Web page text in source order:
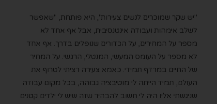
"יש שקר שמוכרים לנשים צעירות", היא פותחת, "שאפשר
לשלב אימהות ועבודה אינטנסיבית, אבל אף אחד לא
מספר על המחירים, על הכדורים שנופלים בדרך. אף אחד
לא מספר על העומס המעשי, המנטלי, הרגשי. על המחיר
של החיים במרדף תמידי. כאמא צעירה רציתי לטרוף את
העולם, תמיד הייתה לי מוטיבציה גבוהה, בכל מקום עבודה
שניגשתי אליו היה לי חשוב להבהיר שזה שיש לי ילדים קטנים